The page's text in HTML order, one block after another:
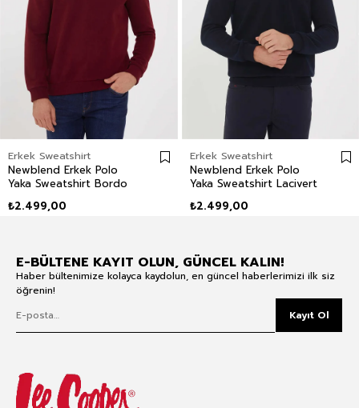
Erkek Sweatshirt
Newblend Erkek Polo
Yaka Sweatshirt Bordo
₺2.499,00
Erkek Sweatshirt
Newblend Erkek Polo
Yaka Sweatshirt Lacivert
₺2.499,00
E-BÜLTENE KAYIT OLUN, GÜNCEL KALIN!
Haber bültenimize kolayca kaydolun, en güncel haberlerimizi ilk siz
öğrenin!
Kayıt Ol